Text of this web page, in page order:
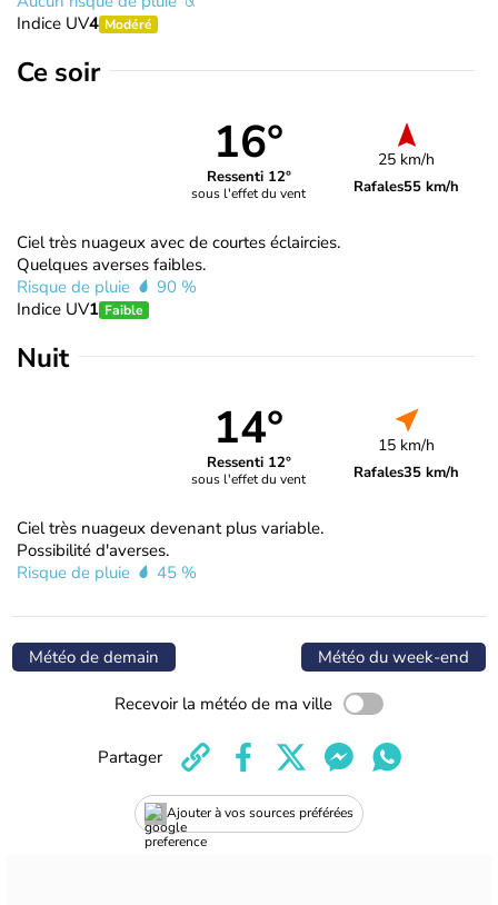
Indice UV4 Modéré
Ce soir
16°
Ressenti 12°
sous l'effet du vent
25 km/h
Rafales55 km/h
Ciel très nuageux avec de courtes éclaircies.
Quelques averses faibles.
Risque de pluie
90 %
Indice UV1 Faible
Nuit
14°
Ressenti 12°
sous l'effet du vent
15 km/h
Rafales35 km/h
Ciel très nuageux devenant plus variable.
Possibilité d'averses.
Risque de pluie
45 %
Météo de demain Météo du week-end
Recevoir la météo de ma ville
Ajouter à vos sources préférées
Partager